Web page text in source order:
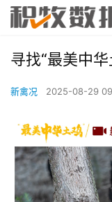
寻找“最美中
新禽况 2025-08-29